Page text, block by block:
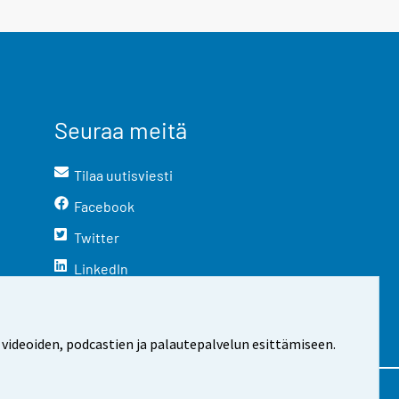
podcastien ja palautepalvelun esittämiseen.
Seuraa meitä
Tilaa uutisviesti
Facebook
Twitter
LinkedIn